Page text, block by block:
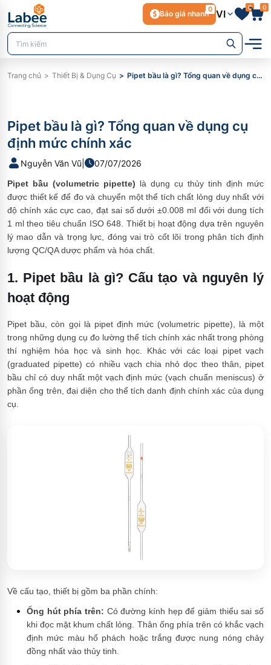
Báo giá nhanh
0 VI
0 0
Trang chủ Thiết Bị & Dụng Cụ Pipet bầu là gì? Tổng quan về dụng cụ định mức chính xác
Pipet bầu là gì? Tổng quan về dụng cụ
định mức chính xác
Nguyễn Văn Vũ 07/07/2026
Pipet bầu (volumetric pipette) là dụng cụ thủy tinh định mức
được thiết kế để đo và chuyển một thể tích chất lỏng duy nhất với
độ chính xác cực cao, đạt sai số dưới ±0.008 ml đối với dung tích
1 ml theo tiêu chuẩn ISO 648. Thiết bị hoạt động dựa trên nguyên
lý mao dẫn và trọng lực, đóng vai trò cốt lõi trong phân tích định
lượng QC/QA dược phẩm và hóa chất.
1. Pipet bầu là gì? Cấu tạo và nguyên lý
hoạt động
Pipet bầu, còn gọi là pipet định mức (volumetric pipette), là một
trong những dụng cụ đo lường thể tích chính xác nhất trong phòng
thí nghiệm hóa học và sinh học. Khác với các loại pipet vạch
(graduated pipette) có nhiều vạch chia nhỏ dọc theo thân, pipet
bầu chỉ có duy nhất một vạch định mức (vạch chuẩn meniscus) ở
phần ống trên, đại diện cho thể tích danh định chính xác của dụng
cụ.
Về cấu tạo, thiết bị gồm ba phần chính:
Ống hút phía trên: Có đường kính hẹp để giảm thiểu sai số
khi đọc mặt khum chất lỏng. Thân ống phía trên có khắc vạch
định mức màu hổ phách hoặc trắng được nung nóng chảy
đồng nhất vào thủy tinh.